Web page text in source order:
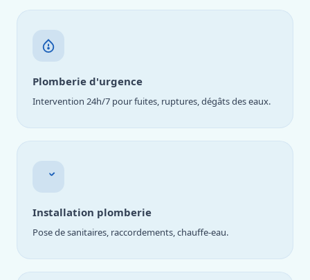
Plomberie d'urgence
Intervention 24h/7 pour fuites, ruptures, dégâts des eaux.
Installation plomberie
Pose de sanitaires, raccordements, chauffe-eau.